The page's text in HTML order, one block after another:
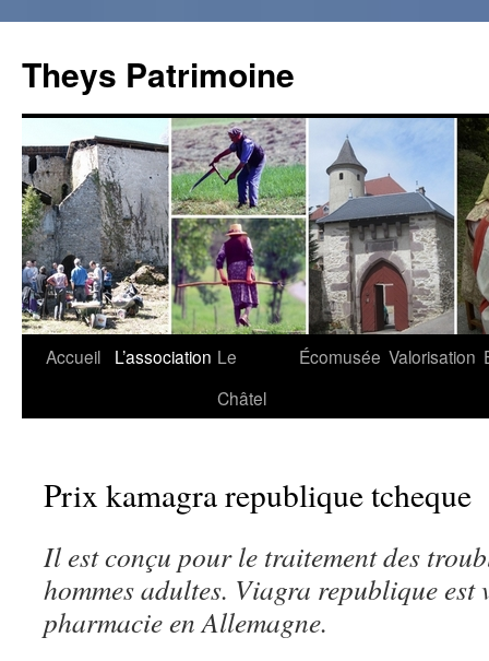
Theys Patrimoine
Aller
Accueil L’association Le
Châtel
Écomusée Valorisation
Prix kamagra republique tcheque
Il est conçu pour le traitement des
hommes adultes. Viagra republiqueest
pharmacie en Allemagne.